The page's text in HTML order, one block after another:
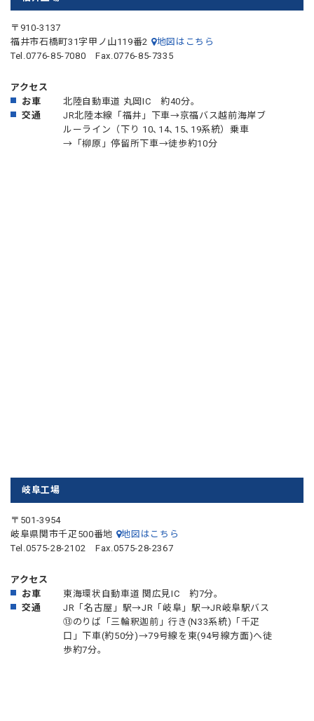
〒910-3137
福井市石橋町31字甲ノ山119番2
地図はこちら
Tel.0776-85-7080 Fax.0776-85-7335
アクセス
お車
北陸自動車道 丸岡IC 約40分。
交通
JR北陸本線「福井」下車→京福バス越前海岸ブ
ルーライン（下り 10､14､15､19系統）乗車
→「柳原」停留所下車→徒歩約10分
岐阜工場
〒501-3954
岐阜県関市千疋500番地
地図はこちら
Tel.0575-28-2102 Fax.0575-28-2367
アクセス
お車
東海環状自動車道 関広見IC 約7分。
交通
JR「名古屋」駅→JR「岐阜」駅→JR岐阜駅バス
⑬のりば「三輪釈迦前」行き(N33系統)「千疋
口」下車(約50分)→79号線を東(94号線方面)へ徒
歩約7分。